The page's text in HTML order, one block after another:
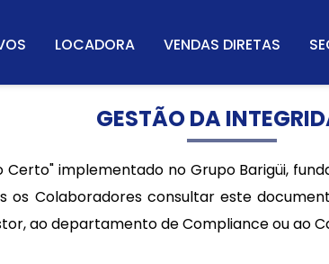
LOCADORA VENDAS DIRETAS
GESTÃO DA
Certo" implementado no Grupo Barigüi,
os Colaboradores consultar este
ao departamento de Compliance ou ao